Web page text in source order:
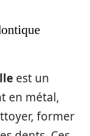
est un
en métal,
former